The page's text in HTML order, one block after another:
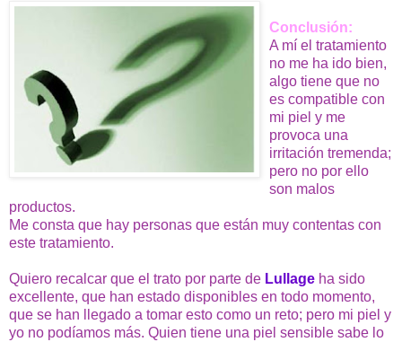
Conclusión:
A mí el tratamiento
no me ha ido bien,
algo tiene que no
es compatible con
mi piel y me
provoca una
irritación tremenda;
pero no por ello
son malos
productos.
Me consta que hay personas que están muy contentas con
este tratamiento.
Quiero recalcar que el trato por parte de Lullage ha sido
excellente, que han estado disponibles en todo momento,
que se han llegado a tomar esto como un reto; pero mi piel y
yo no podíamos más. Quien tiene una piel sensible sabe lo